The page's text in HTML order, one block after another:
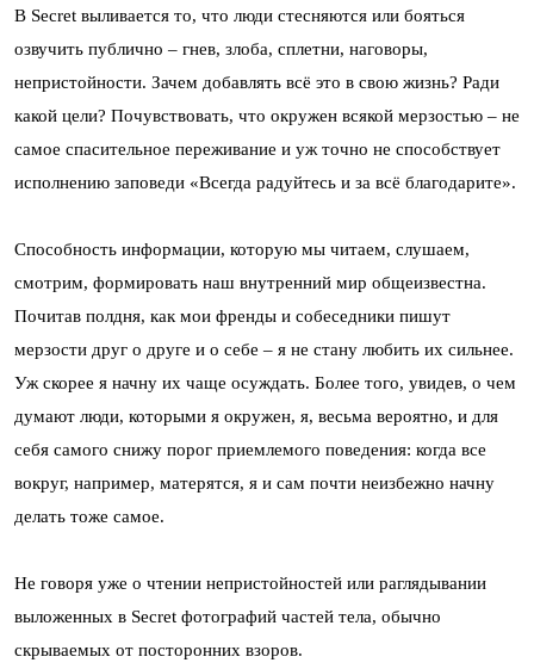
В Secret выливается то, что люди стесняются или бояться
озвучить публично – гнев, злоба, сплетни, наговоры,
непристойности. Зачем добавлять всё это в свою жизнь? Ради
какой цели? Почувствовать, что окружен всякой мерзостью – не
самое спасительное переживание и уж точно не способствует
исполнению заповеди «Всегда радуйтесь и за всё благодарите».
Способность информации, которую мы читаем, слушаем,
смотрим, формировать наш внутренний мир общеизвестна.
Почитав полдня, как мои френды и собеседники пишут
мерзости друг о друге и о себе – я не стану любить их сильнее.
Уж скорее я начну их чаще осуждать. Более того, увидев, о чем
думают люди, которыми я окружен, я, весьма вероятно, и для
себя самого снижу порог приемлемого поведения: когда все
вокруг, например, матерятся, я и сам почти неизбежно начну
делать тоже самое.
Не говоря уже о чтении непристойностей или раглядывании
выложенных в Secret фотографий частей тела, обычно
скрываемых от посторонних взоров.